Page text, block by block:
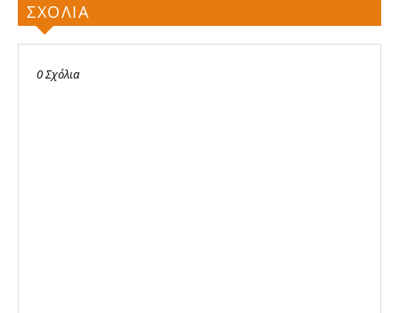
ΣΧΟΛΙΑ
0 Σχόλια